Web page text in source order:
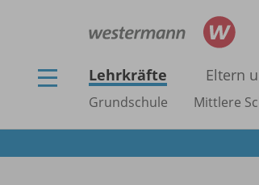
Lehrkräfte Eltern
Grundschule Mittlere